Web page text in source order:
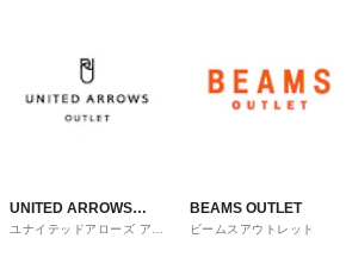
UNITED ARROWS
OUTLET
ユナイテッドアローズ アウ
BEAMS OUTLET
ビームスアウトレット